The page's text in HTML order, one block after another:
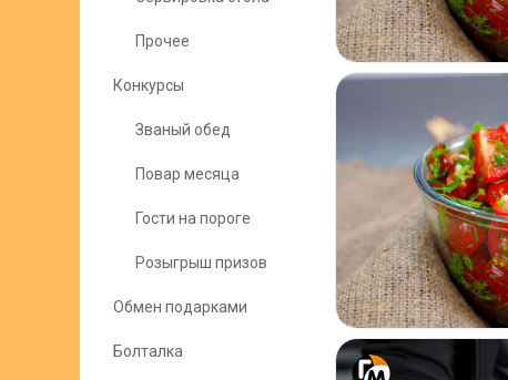
Прочее
Конкурсы
Званый обед
Повар месяца
Гости на пороге
Розыгрыш призов
Обмен подарками
Болталка